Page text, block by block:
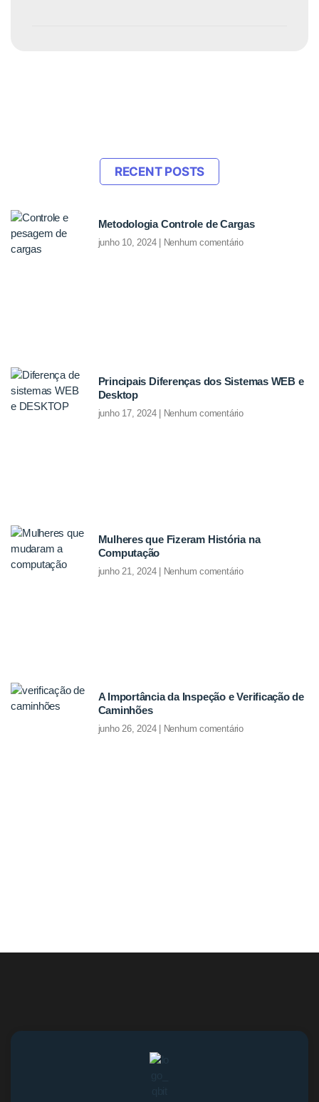
RECENT POSTS
Metodologia Controle de Cargas
junho 10, 2024 Nenhum comentário
Principais Diferenças dos Sistemas WEB e
Desktop
junho 17, 2024 Nenhum comentário
Mulheres que Fizeram História na
Computação
junho 21, 2024 Nenhum comentário
A Importância da Inspeção e Verificação de
Caminhões
junho 26, 2024 Nenhum comentário